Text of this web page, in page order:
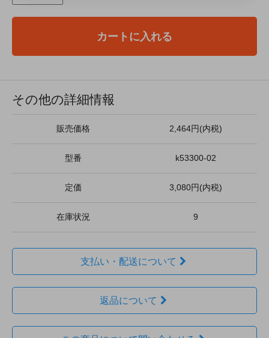
カートに入れる
その他の詳細情報
販売価格 2,464円(内税)
型番 k53300-02
定価 3,080円(内税)
在庫状況 9
支払い・配送について
返品について